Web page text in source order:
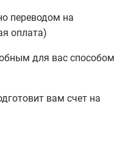
переводом на
оплата)
для вас способом
вам счет на